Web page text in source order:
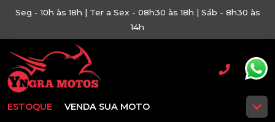
Seg - 10h às 18h | Ter a Sex - 08h30 às 18h | Sáb - 8h30 às
14h
ESTOQUE VENDA SUA MOTO